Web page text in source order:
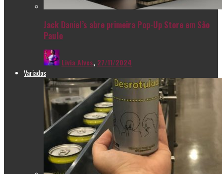
Jack Daniel’s abre primeira Pop-Up Store em São
Paulo
Livia Alves, 27/11/2024
Variados